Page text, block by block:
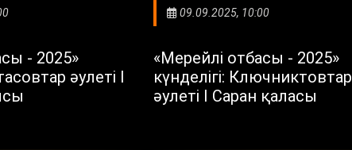
- 2025»
әулеті I
09.09.2025, 10:00
«Мерейлі отбасы - 2025»
күнделігі: Ключниктовтар
әулеті I Саран қаласы